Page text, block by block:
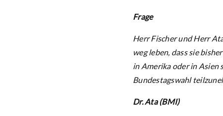
Frage
Herr Fischer und Herr
weg leben, dass sie
in Amerika oder in Asien
Bundestagswahl
Dr. Ata (BMI)